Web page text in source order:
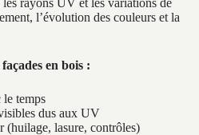
l’évolution des couleurs et la
en bois :
le temps
dus aux UV
(huilage, lasure, contrôles)